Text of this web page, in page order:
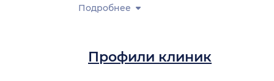
Подробнее
Профили клиник